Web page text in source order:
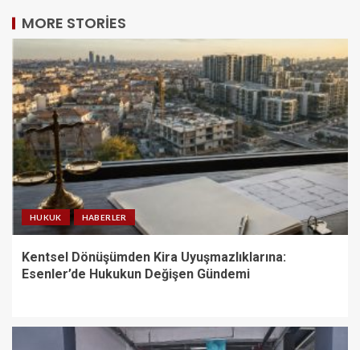
MORE STORIES
HUKUK HABERLER
Kentsel Dönüşümden Kira Uyuşmazlıklarına:
Esenler’de Hukukun Değişen Gündemi